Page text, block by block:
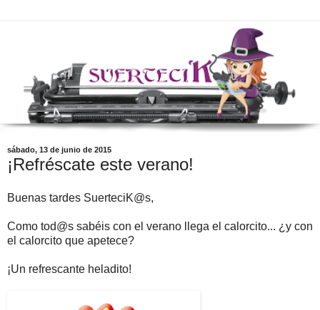
sábado, 13 de junio de 2015
¡Refréscate este verano!
Buenas tardes SuerteciK@s,
Como tod@s sabéis con el verano llega el calorcito... ¿y con
el calorcito que apetece?
¡Un refrescante heladito!